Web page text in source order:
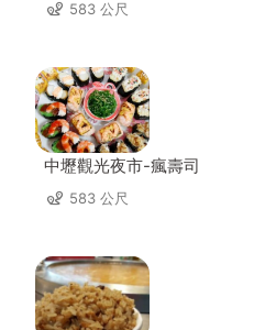
583 公尺
中壢觀光夜市-瘋壽司
583 公尺